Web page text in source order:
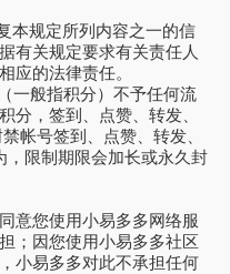
本规定所列内容之一的信
有关规定要求有关责任人
应的法律责任。
一般指积分）不予任何流
分，签到、点赞、转发、
帐号签到、点赞、转发、
，限制期限会加长或永久封
意您使用小易多多网络服
；因您使用小易多多社区
小易多多对此不承担任何